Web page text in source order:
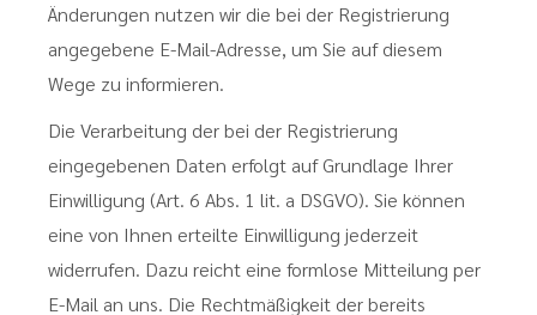
Änderungen nutzen wir die bei der Registrierung
angegebene E-Mail-Adresse, um Sie auf diesem
Wege zu informieren.
Die Verarbeitung der bei der Registrierung
eingegebenen Daten erfolgt auf Grundlage Ihrer
Einwilligung (Art. 6 Abs. 1 lit. a DSGVO). Sie können
eine von Ihnen erteilte Einwilligung jederzeit
widerrufen. Dazu reicht eine formlose Mitteilung per
E-Mail an uns. Die Rechtmäßigkeit der bereits